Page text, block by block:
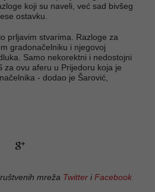
koji su naveli, već sad bivšeg
ostavku.
prljavim stvarima. Razloge za
gradonačelniku i njegovoj
Samo nekorektni i nedostojni
za ovu aferu u Prijedoru koja je
- dodao je Šarović,
mreža Twitter iFacebook